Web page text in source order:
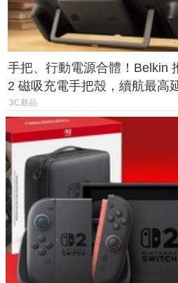
手把、行動電源合體！Belkin
2 磁吸充電手把殼，續航最高
倍
3C新品